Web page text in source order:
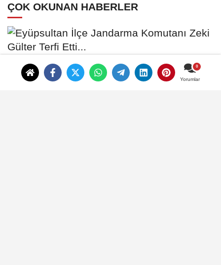
Yorumlar
ÇOK OKUNAN HABERLER
Eyüpsultan İlçe Jandarma Komutanı
Zeki Gülter Terfi Etti...